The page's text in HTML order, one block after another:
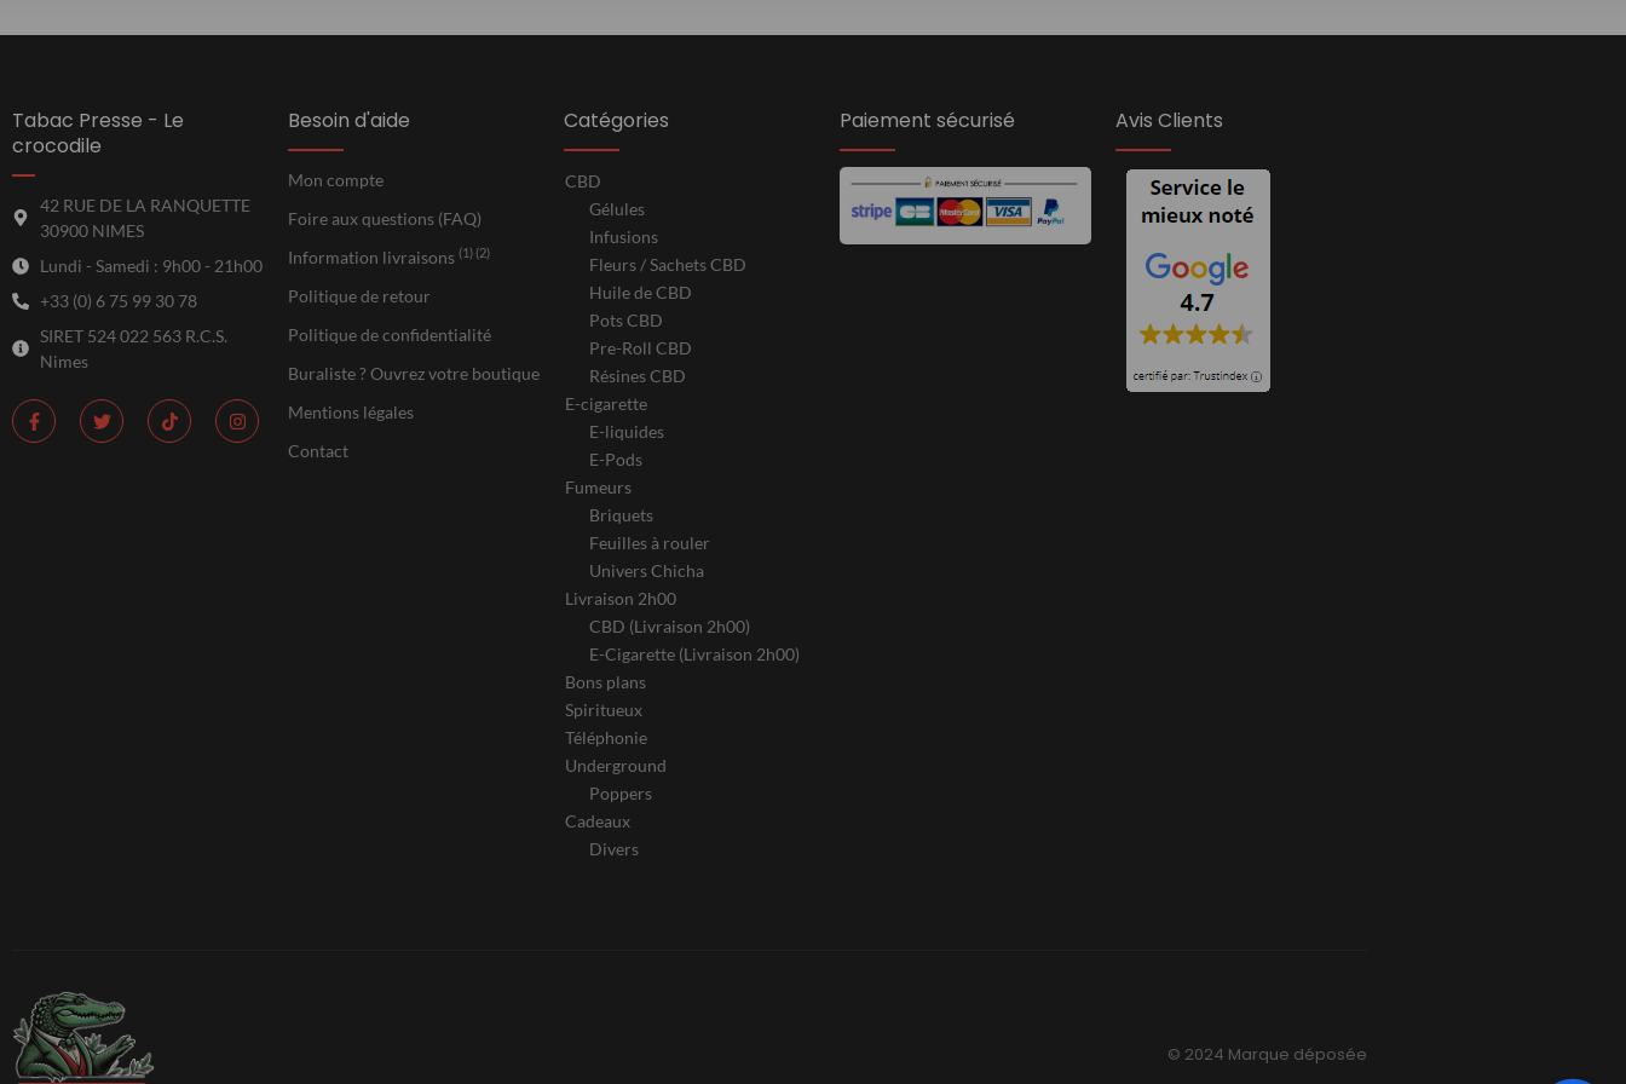
Tabac Presse - Le
crocodile
42 RUE DE LA RANQUETTE
30900 NIMES
Lundi - Samedi : 9h00 - 21h00
+33 (0) 6 75 99 30 78
SIRET 524 022 563 R.C.S.
Nimes
Besoin d'aide
Mon compte
Foire aux questions (FAQ)
Information livraisons (1) (2)
Politique de retour
Politique de confidentialité
Buraliste ? Ouvrez votre boutique
Mentions légales
Contact
Catégories
CBD
Gélules
Infusions
Fleurs / Sachets CBD
Huile de CBD
Pots CBD
Pre-Roll CBD
Résines CBD
E-cigarette
E-liquides
E-Pods
Fumeurs
Briquets
Feuilles à rouler
Univers Chicha
Livraison 2h00
CBD (Livraison 2h00)
E-Cigarette (Livraison 2h00)
Bons plans
Spiritueux
Téléphonie
Underground
Poppers
Cadeaux
Divers
Paiement sécurisé Avis Clients
© 2024 Marque déposée